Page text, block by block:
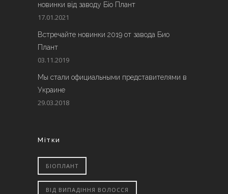
новинки від заводу Біо Плант
17.01.2021
Встречайте новинки 2019 от завода Био
Плант
03.11.2019
Мы стали официальными представителями в
Украине
29.03.2018
Мітки
БІОПЛАНТ
ВІД ВИПАДІННЯ ВОЛОССЯ